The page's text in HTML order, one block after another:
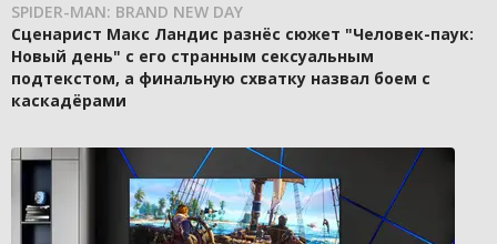
SPIDER-MAN: BRAND NEW DAY
Сценарист Макс Ландис разнёс сюжет "Человек-паук:
Новый день" с его странным сексуальным
подтекстом, а финальную схватку назвал боем с
каскадёрами